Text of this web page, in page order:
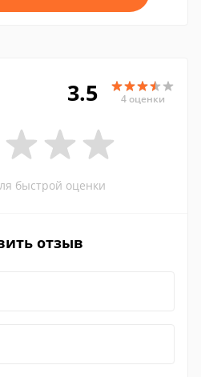
3.5 4 оценки
быстрой оценки
отзыв